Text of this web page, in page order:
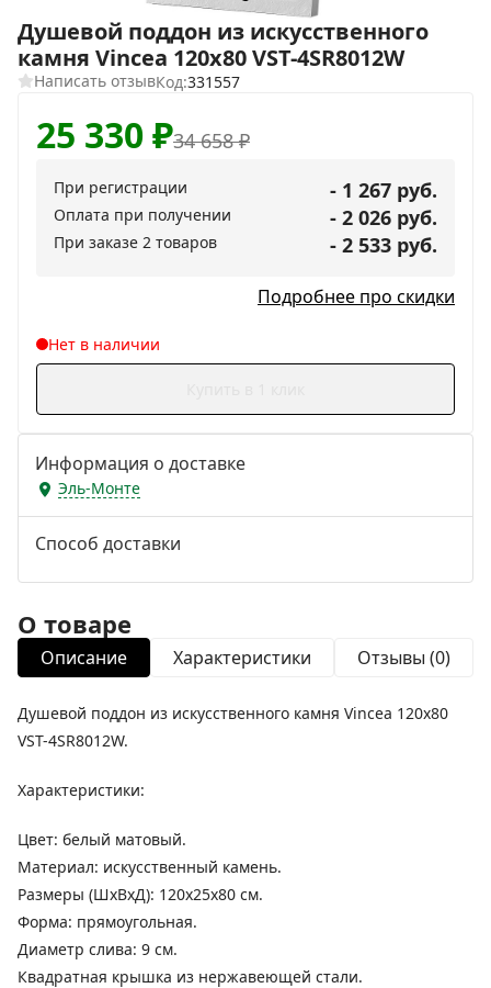
Душевой поддон из искусственного
камня Vincea 120x80 VST-4SR8012W
Написать отзывКод:331557
34 658₽
25 330₽
При регистрации - 1 267 руб.
Оплата при получении - 2 026 руб.
При заказе 2 товаров - 2 533 руб.
Подробнее про скидки
Нет в наличии
Информация о доставке
Эль-Монте
Способ доставки
О товаре
Описание Характеристики Отзывы (0)
Душевой поддон из искусственного камня Vincea 120x80
VST-4SR8012W.
Характеристики:
Цвет: белый матовый.
Материал: искусственный камень.
Размеры (ШхВхД): 120x25x80 см.
Форма: прямоугольная.
Диаметр слива: 9 см.
Квадратная крышка из нержавеющей стали.